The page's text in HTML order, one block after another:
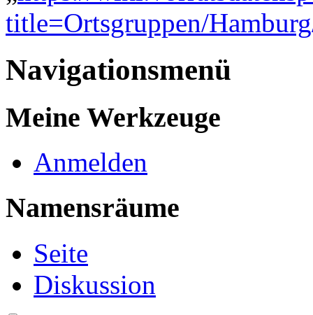
title=Ortsgruppen/
Navigationsmenü
Meine Werkzeuge
Anmelden
Namensräume
Seite
Diskussion